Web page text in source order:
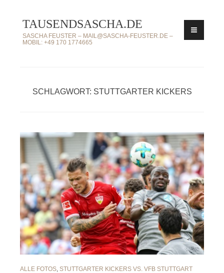
Inhalt
springen
TAUSENDSASCHA.DE
SASCHA FEUSTER – MAIL@SASCHA-FEUSTER.DE –
MOBIL: +49 170 1774665
SCHLAGWORT: STUTTGARTER KICKERS
ALLE FOTOS STUTTGARTER KICKERS VS. VFB STUTTGART